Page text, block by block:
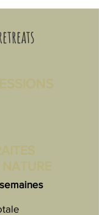
NATURE